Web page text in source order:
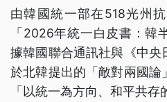
由韓國統一部在518光州
「2026年統一白皮書：韓
據韓國聯合通訊社與《中
於北韓提出的「敵對兩國論
「以統一為方向、和平共存